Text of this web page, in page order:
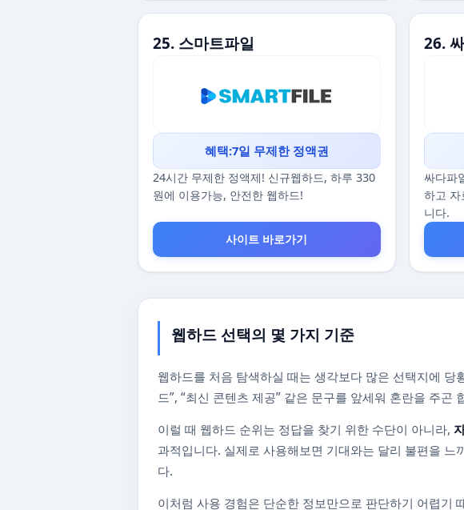
25. 스마트파일
혜택:7일 무제한 정액권
24시간 무제한 정액제! 신규웹하드, 하루 330
원에 이용가능, 안전한 웹하드!
사이트 바로가기
26.
싸다파
하고 자
니다.
웹하드 선택의 몇 가지 기준
웹하드를 처음 탐색하실 때는 생각보다 많은 선택지에
드”, “최신 콘텐츠 제공” 같은 문구를 앞세워 혼란을 주
이럴 때 웹하드 순위는 정답을 찾기 위한 수단이 아니라,
과적입니다. 실제로 사용해보면 기대와는 달리 불편을
다.
이처럼 사용 경험은 단순한 정보만으로 판단하기 어렵기